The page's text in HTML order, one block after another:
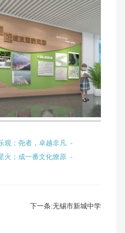
观；尧者，卓越非凡 -
火；成一番文化燎原 -
下一条:无锡市新城中学